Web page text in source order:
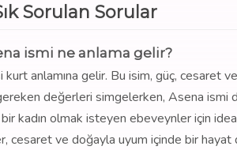
Sorulan Sorular
ismi ne anlama gelir?
anlamına gelir. Bu isim, güç, cesaret ve
değerleri simgelerken, Asena ismi
kadın olmak isteyen ebeveynler için
cesaret ve doğayla uyum içinde bir hayat